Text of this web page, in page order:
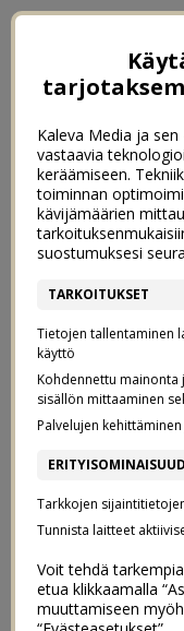
PARAS
Kaleva Media ja sen
vastaavia
keräämiseen.
toiminnan
kävijämäärien
suostumuksesi
TARKOITUKSET
Tietojen tallentaminen
käyttö
Kohdennettu
sisällön mittaaminen
Palvelujen
Tarkkojen
Tunnista laitteet
Voit tehdä
etua klikkaamalla
muuttamiseen